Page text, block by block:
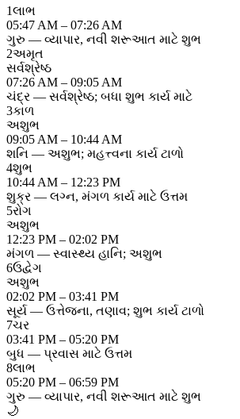
1લાભ
05:47 AM – 07:26 AM
ગુરુ — વ્યાપાર, નવી શરૂઆત માટે શુભ
2અમૃત
સર્વશ્રેષ્ઠ
07:26 AM – 09:05 AM
ચંદ્ર — સર્વશ્રેષ્ઠ; બધા શુભ કાર્ય માટે
3કાળ
અશુભ
09:05 AM – 10:44 AM
શનિ — અશુભ; મહત્ત્વના કાર્ય ટાળો
4શુભ
10:44 AM – 12:23 PM
શુક્ર — લગ્ન, મંગળ કાર્ય માટે ઉત્તમ
5રોગ
અશુભ
12:23 PM – 02:02 PM
મંગળ — સ્વાસ્થ્ય હાનિ; અશુભ
6ઉદ્વેગ
અશુભ
02:02 PM – 03:41 PM
સૂર્ય — ઉત્તેજના, તણાવ; શુભ કાર્ય ટાળો
7ચર
03:41 PM – 05:20 PM
બુધ — પ્રવાસ માટે ઉત્તમ
8લાભ
05:20 PM – 06:59 PM
ગુરુ — વ્યાપાર, નવી શરૂઆત માટે શુભ
🌙